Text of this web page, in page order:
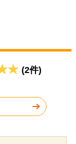
年6月24日
(2件)